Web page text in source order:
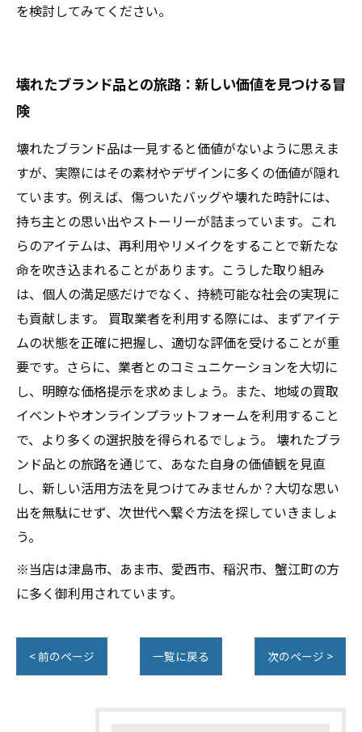
を検討してみてください。
壊れたブランド品との旅路：新しい価値を見つける冒
険
壊れたブランド品は一見すると価値がないように思えま
すが、実際にはその素材やデザインに多くの価値が隠れ
ています。例えば、傷ついたバッグや壊れた時計には、
持ち主との思い出やストーリーが詰まっています。これ
らのアイテムは、再利用やリメイクをすることで新たな
命を吹き込まれることがあります。こうした取り組み
は、個人の満足感だけでなく、持続可能な社会の実現に
も貢献します。 買取業者を利用する際には、まずアイテ
ムの状態を正確に把握し、適切な評価を受けることが重
要です。さらに、業者とのコミュニケーションを大切に
し、明瞭な価格提示を求めましょう。また、地域の買取
イベントやオンラインプラットフォームを利用すること
で、より多くの選択肢を得られるでしょう。 壊れたブラ
ンド品との旅路を通じて、あなた自身の価値観を見直
し、新しい活用方法を見つけてみませんか？大切な思い
出を無駄にせず、次世代へ繋ぐ方法を探していきましょ
う。
※当店は津島市、あま市、愛西市、稲沢市、蟹江町の方
に多く御利用されています。
< 前のページ 一覧に戻る 次のページ >